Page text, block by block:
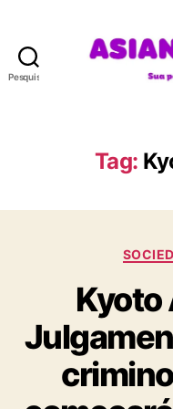
Pesquisar
Tag:
Kyoto